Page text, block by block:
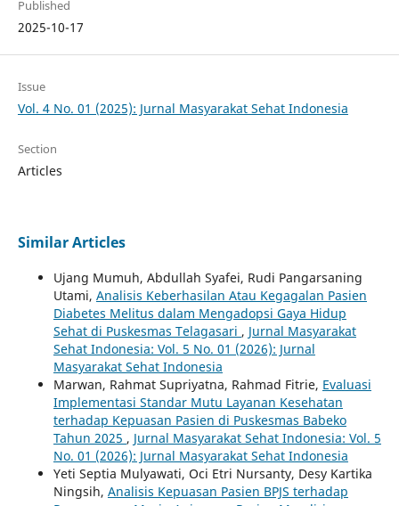
Published
2025-10-17
Issue
Vol. 4 No. 01 (2025): Jurnal Masyarakat Sehat Indonesia
Section
Articles
Similar Articles
Ujang Mumuh, Abdullah Syafei, Rudi Pangarsaning
Utami, Analisis Keberhasilan Atau Kegagalan Pasien
Diabetes Melitus dalam Mengadopsi Gaya Hidup
Sehat di Puskesmas Telagasari , Jurnal Masyarakat
Sehat Indonesia: Vol. 5 No. 01 (2026): Jurnal
Masyarakat Sehat Indonesia
Marwan, Rahmat Supriyatna, Rahmad Fitrie, Evaluasi
Implementasi Standar Mutu Layanan Kesehatan
terhadap Kepuasan Pasien di Puskesmas Babeko
Tahun 2025 , Jurnal Masyarakat Sehat Indonesia: Vol. 5
No. 01 (2026): Jurnal Masyarakat Sehat Indonesia
Yeti Septia Mulyawati, Oci Etri Nursanty, Desy Kartika
Ningsih, Analisis Kepuasan Pasien BPJS terhadap